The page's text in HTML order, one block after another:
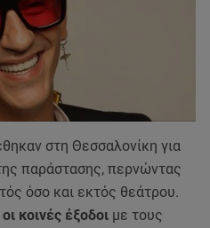
στη Θεσσαλονίκη για
παράστασης, περνώντας
όσο και εκτός θεάτρου.
οι κοινές έξοδοι με τους